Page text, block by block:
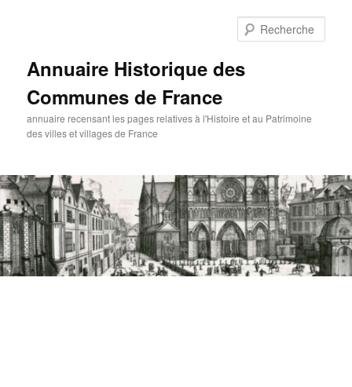
Annuaire Historique des
Communes de France
annuaire recensant les pages relatives à l'Histoire et au Patrimoine
des villes et villages de France